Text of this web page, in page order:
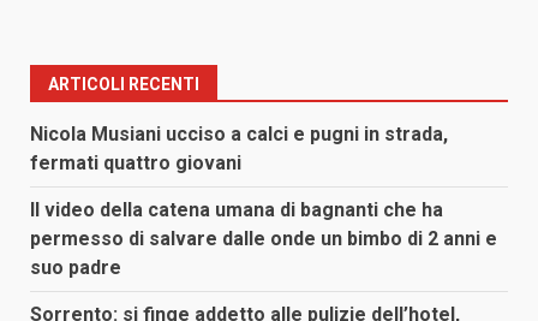
ARTICOLI RECENTI
Nicola Musiani ucciso a calci e pugni in strada,
fermati quattro giovani
Il video della catena umana di bagnanti che ha
permesso di salvare dalle onde un bimbo di 2 anni e
suo padre
Sorrento: si finge addetto alle pulizie dell’hotel,